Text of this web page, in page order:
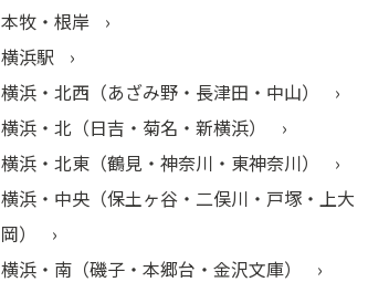
本牧・根岸
横浜駅
横浜・北西（あざみ野・長津田・中山）
横浜・北（日吉・菊名・新横浜）
横浜・北東（鶴見・神奈川・東神奈川）
横浜・中央（保土ヶ谷・二俣川・戸塚・上大
岡）
横浜・南（磯子・本郷台・金沢文庫）